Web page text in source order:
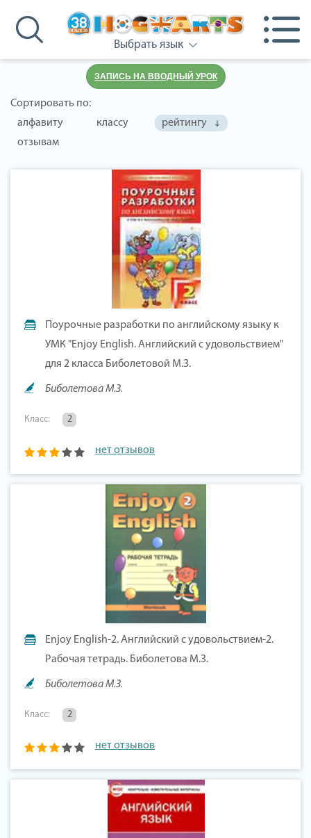
Выбрать язык
ЗАПИСЬ НА ВВОДНЫЙ УРОК
Сортировать по:
алфавиту
классу
рейтингу
отзывам
Поурочные разработки по английскому языку к
УМК "Enjoy English. Английский с удовольствием"
для 2 класса Биболетовой М.З.
Биболетова М.З.
Класс: 2
нет отзывов
Enjoy English-2. Английский с удовольствием-2.
Рабочая тетрадь. Биболетова М.З.
Биболетова М.З.
Класс: 2
нет отзывов